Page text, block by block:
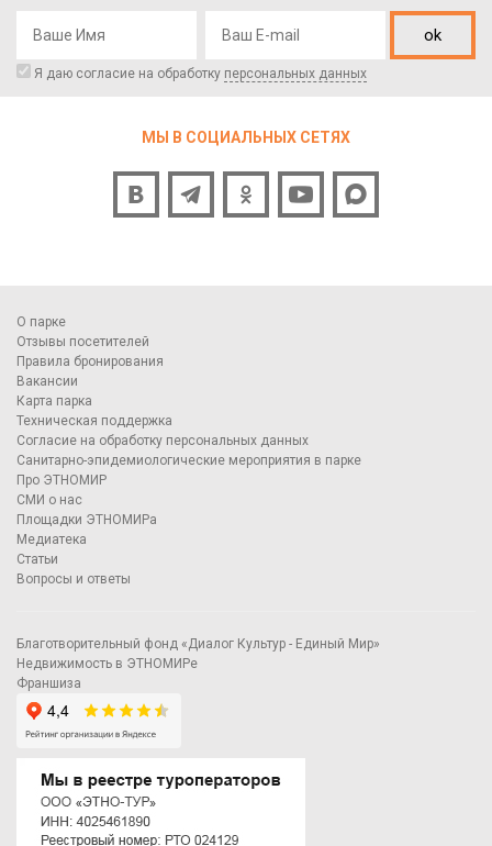
ok
Я даю согласие на обработку персональных данных
МЫ В СОЦИАЛЬНЫХ СЕТЯХ
О парке
Отзывы посетителей
Правила бронирования
Вакансии
Карта парка
Техническая поддержка
Согласие на обработку персональных данных
Санитарно-эпидемиологические мероприятия в парке
Про ЭТНОМИР
СМИ о нас
Площадки ЭТНОМИРа
Медиатека
Статьи
Вопросы и ответы
Благотворительный фонд «Диалог Культур - Единый Мир»
Недвижимость в ЭТНОМИРе
Франшиза